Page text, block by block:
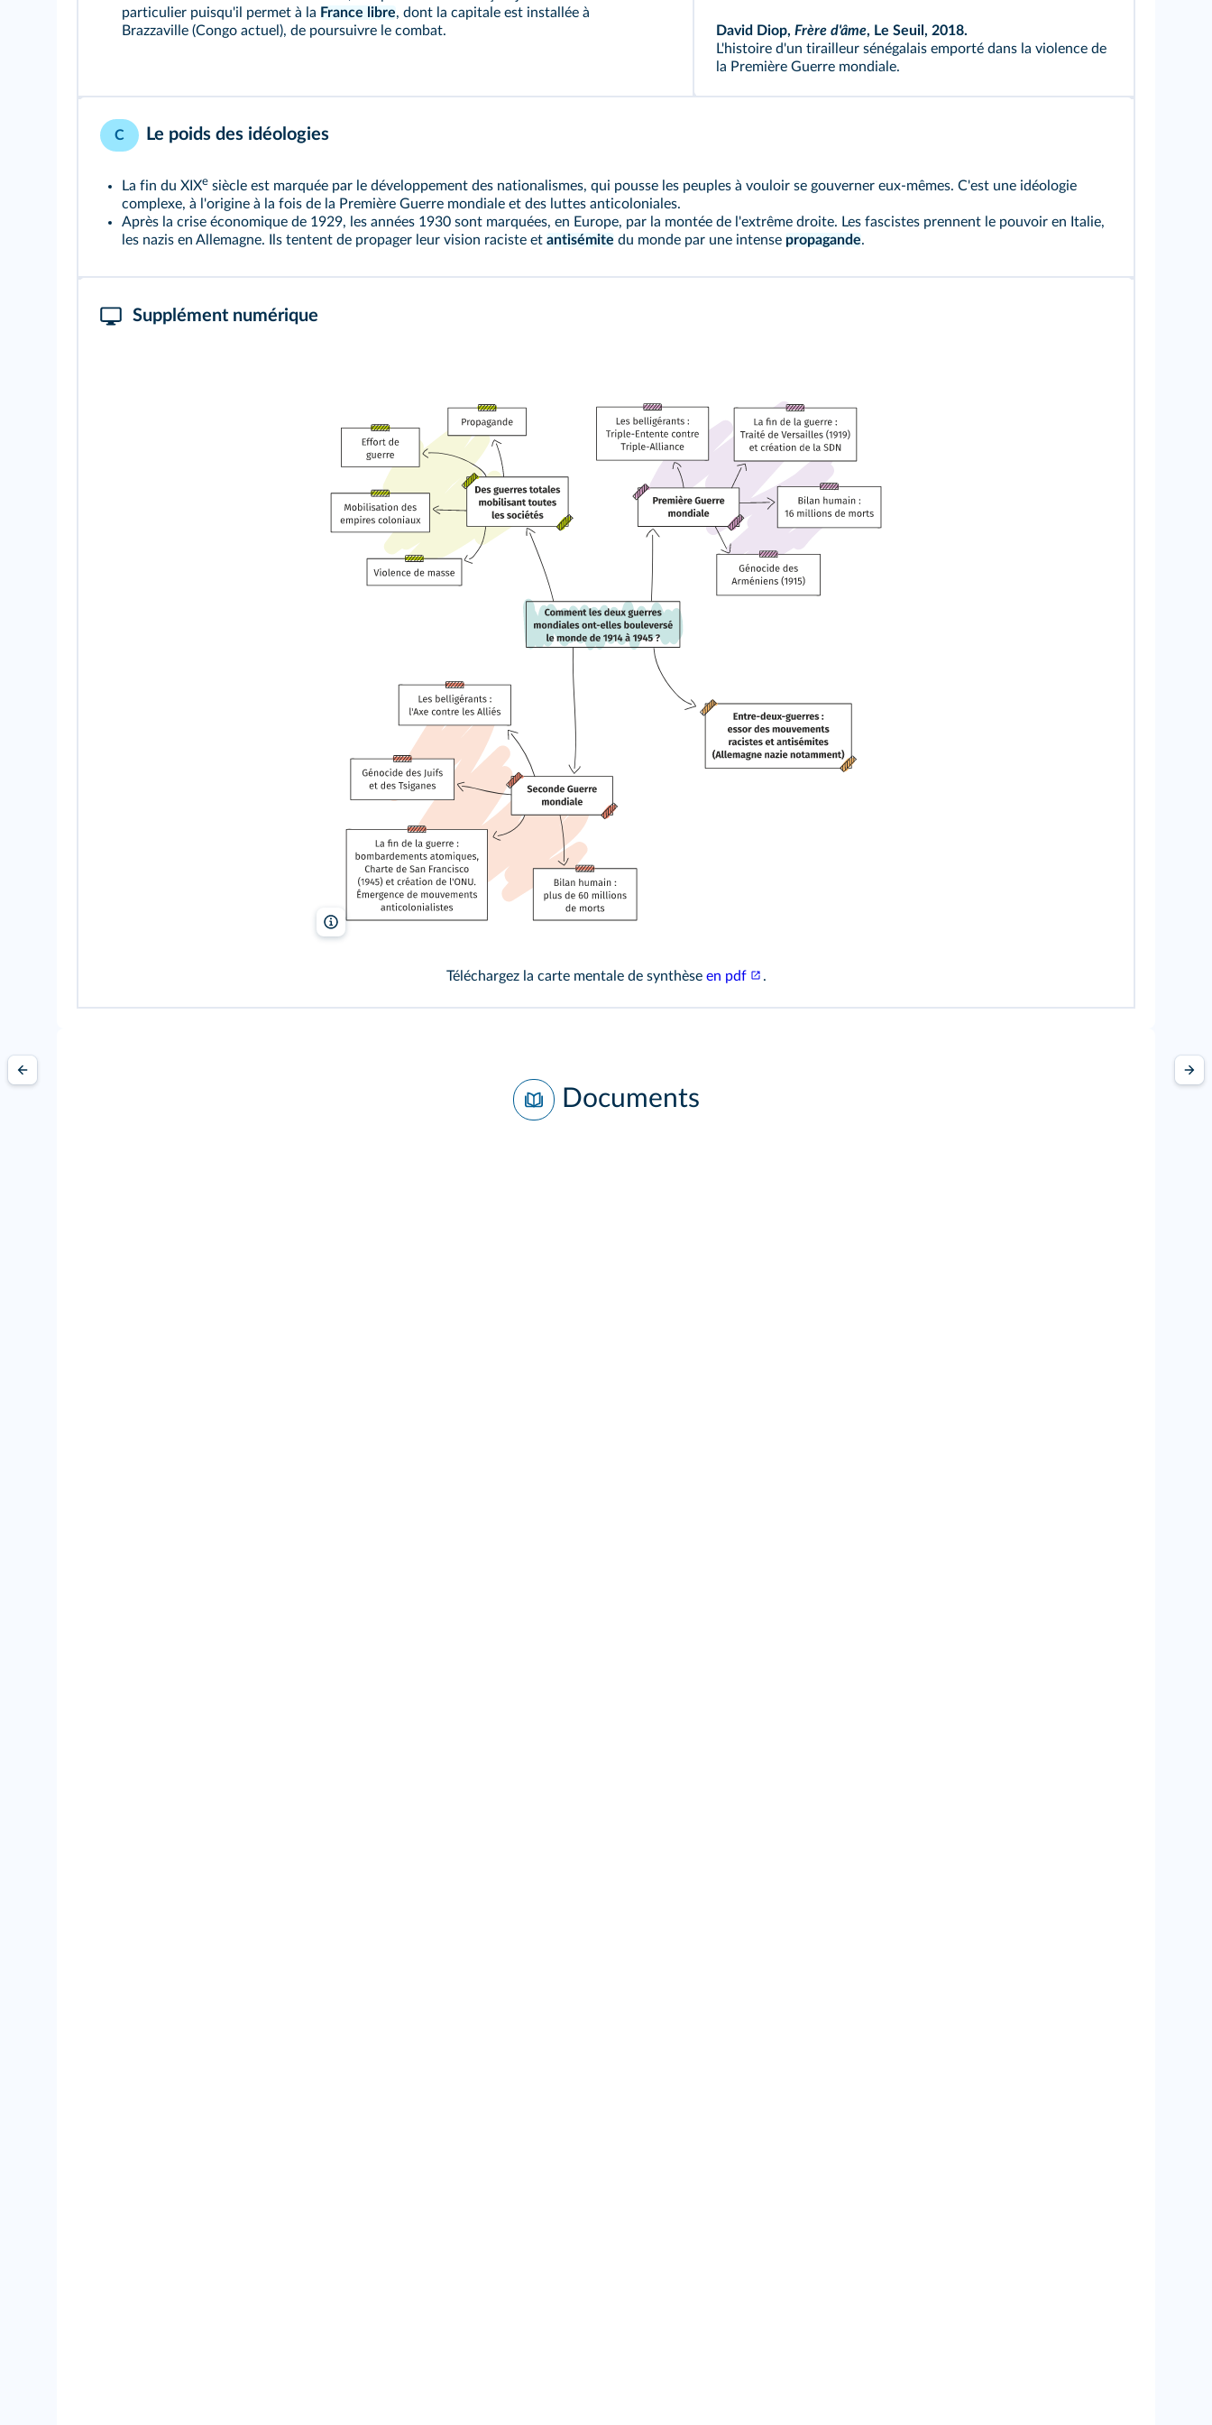
particulier puisqu'il permet à la France libre, dont la capitale est installée à
Brazzaville (Congo actuel), de poursuivre le combat.
David Diop, Frère d'âme, Le Seuil, 2018.
L'histoire d'un tirailleur sénégalais emporté dans la violence de
la Première Guerre mondiale.
C Le poids des idéologies
La fin du XIXe siècle est marquée par le développement des nationalismes, qui pousse les peuples à vouloir se gouverner eux‑mêmes. C'est une idéologie
complexe, à l'origine à la fois de la Première Guerre mondiale et des luttes anticoloniales.
Après la crise économique de 1929, les années 1930 sont marquées, en Europe, par la montée de l'extrême droite. Les fascistes prennent le pouvoir en Italie,
les nazis en Allemagne. Ils tentent de propager leur vision raciste et antisémite du monde par une intense propagande.
Supplément numérique
Lelivrescolaire.fr
Téléchargez la carte mentale de synthèse en pdf .
Documents